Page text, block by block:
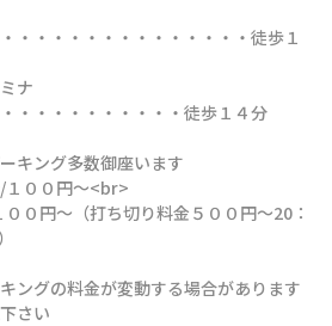
・・・・・・・・・・・・・・徒歩１
ナ
・・・・・・・・・・徒歩１４分
キング多数御座います
１００円～<br>
０円～（打ち切り料金５００円～20：
ングの料金が変動する場合があります
さい